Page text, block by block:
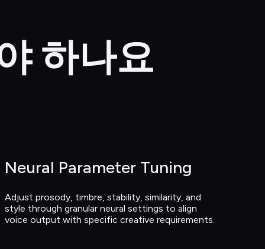
하나요
Neural Parameter Tuning
Adjust prosody, timbre, stability, similarity, and
style through granular neural settings to align
voice output with specific creative requirements.